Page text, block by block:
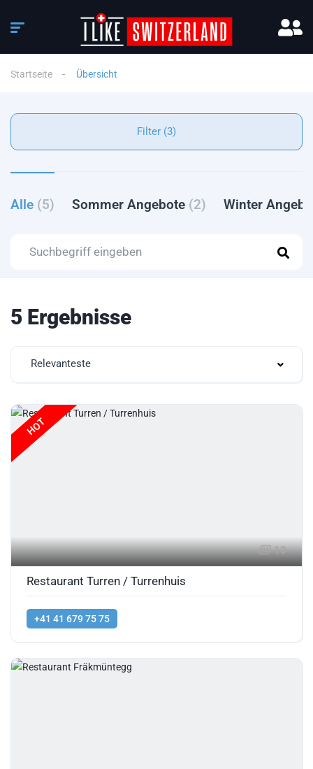
Startseite Übersicht
Filter (3)
Alle (5) Sommer Angebote (2) Winter
5 Ergebnisse
Relevanteste
HOT
10
Restaurant Turren / Turrenhuis
+41 41 679 75 75